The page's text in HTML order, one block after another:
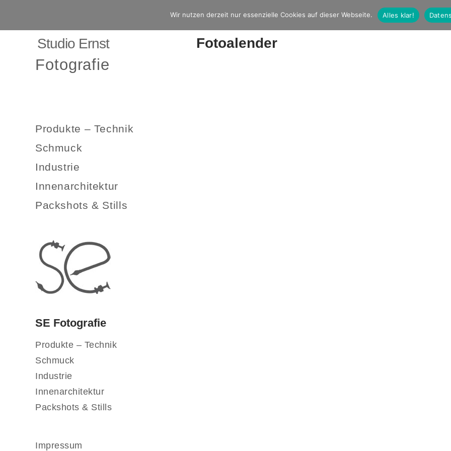
Studio Ernst
Fotografie
Produkte – Technik
Schmuck
Industrie
Innenarchitektur
Packshots & Stills
SE Fotografie
Produkte – Technik
Schmuck
Industrie
Innenarchitektur
Packshots & Stills
Impressum
Fotoalender
Wir nutzen derzeit nur essenzielle Cookies auf dieser Webseite. Alles klar!